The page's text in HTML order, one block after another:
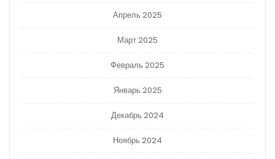
Апрель 2025
Март 2025
Февраль 2025
Январь 2025
Декабрь 2024
Ноябрь 2024